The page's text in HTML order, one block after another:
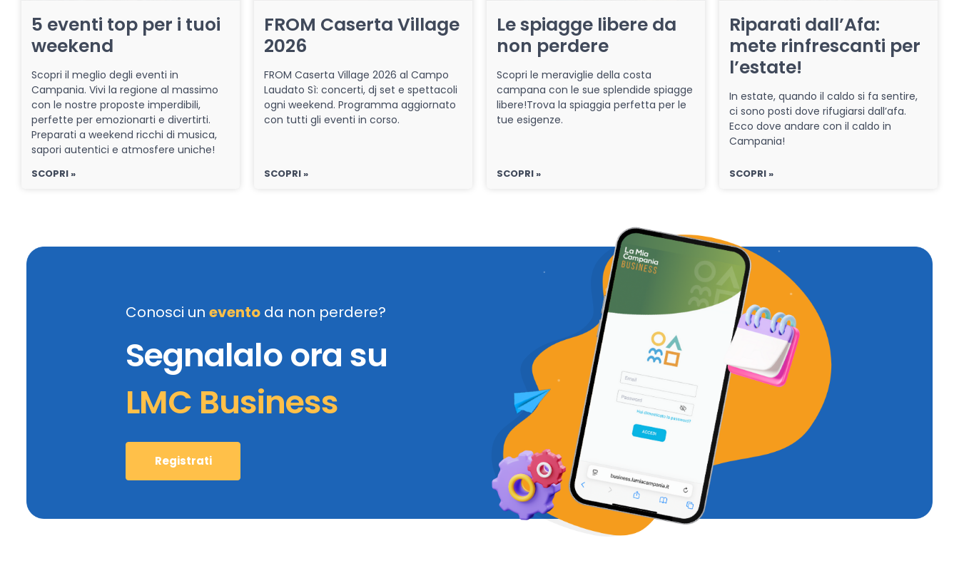
5 eventi top per i tuoi
weekend
Scopri il meglio degli eventi in
Campania. Vivi la regione al massimo
con le nostre proposte imperdibili,
perfette per emozionarti e divertirti.
Preparati a weekend ricchi di musica,
sapori autentici e atmosfere uniche!
SCOPRI »
FROM Caserta Village
2026
FROM Caserta Village 2026 al Campo
Laudato Sì: concerti, dj set e spettacoli
ogni weekend. Programma aggiornato
con tutti gli eventi in corso.
SCOPRI »
Le spiagge libere da
non perdere
Scopri le meraviglie della costa
campana con le sue splendide spiagge
libere!Trova la spiaggia perfetta per le
tue esigenze.
SCOPRI »
Riparati dall’Afa:
mete rinfrescanti per
l’estate!
In estate, quando il caldo si fa sentire,
ci sono posti dove rifugiarsi dall’afa.
Ecco dove andare con il caldo in
Campania!
SCOPRI »
Conosci un evento da non perdere?
Segnalalo ora su
LMC Business
Registrati